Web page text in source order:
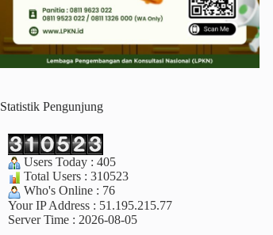
Statistik Pengunjung
Users Today : 405
Total Users : 310523
Who's Online : 76
Your IP Address : 51.195.215.77
Server Time : 2026-08-05